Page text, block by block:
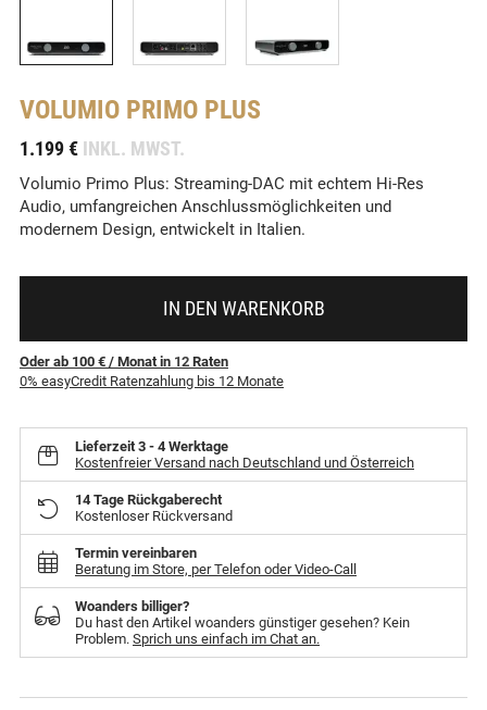
VOLUMIO PRIMO PLUS
1.199 € INKL. MWST.
Volumio Primo Plus: Streaming-DAC mit echtem Hi-Res
Audio, umfangreichen Anschlussmöglichkeiten und
modernem Design, entwickelt in Italien.
IN DEN WARENKORB
Oder ab 100 € / Monatin 12 Raten
0% easyCredit Ratenzahlung bis 12 Monate
Lieferzeit3 - 4 Werktage
Kostenfreier Versand nach Deutschland und Österreich
14 Tage Rückgaberecht
Kostenloser Rückversand
Termin vereinbaren
Beratung im Store, per Telefon oder Video-Call
Woanders billiger?
Du hast den Artikel woanders günstiger gesehen? Kein
Problem. Sprich uns einfach im Chat an.